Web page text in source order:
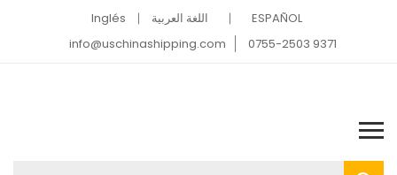
Inglés اللغة العربية
ESPAÑOL
info@uschinashipping.com
0755-2503 9371